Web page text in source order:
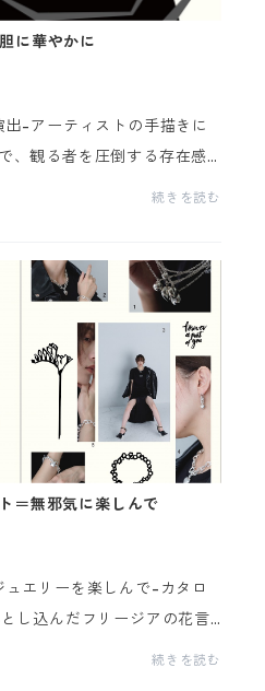
に華やかに
-アーティストの手描きに
、観る者を圧倒する存在感
続きを読む
＝無邪気に楽しんで
エリーを楽しんで-カタロ
し込んだフリージアの花言
親愛」大人の遊び心を大切
続きを読む